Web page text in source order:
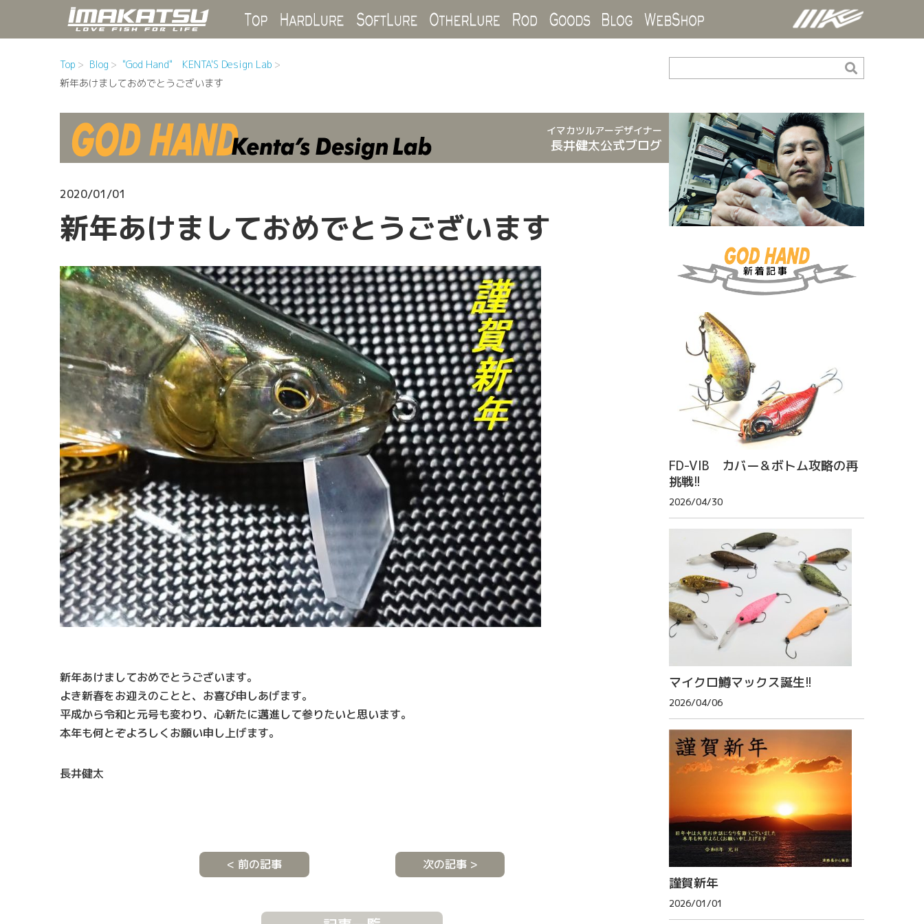
Top Hard Lure Soft Lure Other Lure
Rod Goods Blog
Top Blog
"God Hand" KENTA'S Design Lab
新年あけましておめでとうございます
イマカツルアーデザイナー
長井健太公式ブログ
2020/01/01
新年あけましておめでとうございます
新年あけましておめでとうございます。
よき新春をお迎えのことと、お喜び申しあげます。
平成から令和と元号も変わり、心新たに邁進して参りたいと思います。
本年も何とぞよろしくお願い申し上げます。
長井健太
< 前の記事 次の記事 >
FD-VIB カバー＆ボトム攻略の再
挑戦!!
2026/04/30
マイクロ鱒マックス誕生!!
2026/04/06
謹賀新年
2026/01/01